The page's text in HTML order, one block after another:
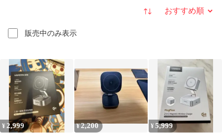
販売中のみ表示
並び替え
¥ 2,999 ¥2,200 ¥5,999